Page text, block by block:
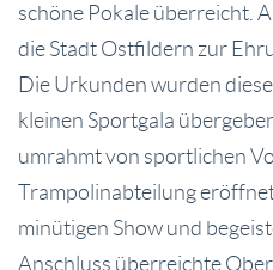
schöne Pokale überreicht.
die Stadt Ostfildern zur
Die Urkunden wurden
kleinen Sportgala
umrahmt von sportlichen
Trampolinabteilung
minütigen Show und
Anschluss überreichte